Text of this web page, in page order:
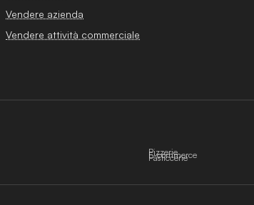
Vendere azienda
Vendere attività commerciale
Pizzerie
E-commerce
Pasticcerie